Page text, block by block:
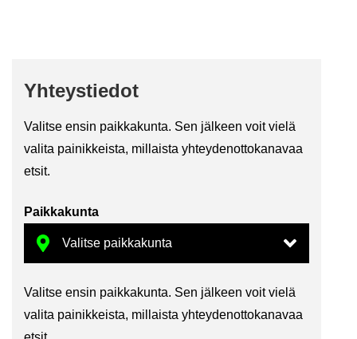
Yh­teys­tie­dot
Va­lit­se ensin paik­ka­kun­ta. Sen jäl­keen voit vielä
va­li­ta pai­nik­keis­ta, mil­lais­ta yh­tey­den­ot­to­ka­na­vaa
etsit.
Paik­ka­kun­ta
Va­lit­se ensin paik­ka­kun­ta. Sen jäl­keen voit vielä
va­li­ta pai­nik­keis­ta, mil­lais­ta yh­tey­den­ot­to­ka­na­vaa